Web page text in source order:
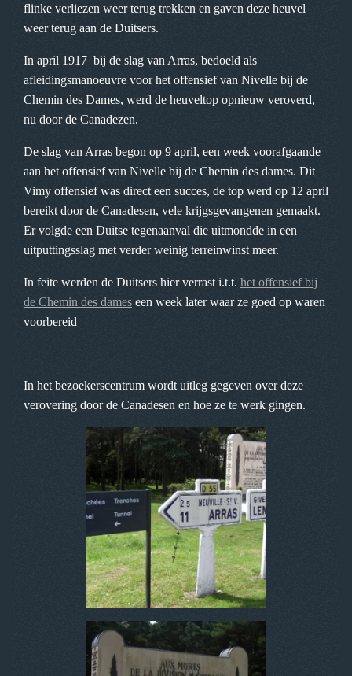
flinke verliezen weer terug trekken en gaven deze heuvel
weer terug aan de Duitsers.
In april 1917 bij de slag van Arras, bedoeld als
afleidingsmanoeuvre voor het offensief van Nivelle bij de
Chemin des Dames, werd de heuveltop opnieuw veroverd,
nu door de Canadezen.
De slag van Arras begon op 9 april, een week voorafgaande
aan het offensief van Nivelle bij de Chemin des dames. Dit
Vimy offensief was direct een succes, de top werd op 12 april
bereikt door de Canadesen, vele krijgsgevangenen gemaakt.
Er volgde een Duitse tegenaanval die uitmondde in een
uitputtingsslag met verder weinig terreinwinst meer.
In feite werden de Duitsers hier verrast i.t.t. het offensief bij
de Chemin des dames een week later waar ze goed op waren
voorbereid
In het bezoekerscentrum wordt uitleg gegeven over deze
verovering door de Canadesen en hoe ze te werk gingen.